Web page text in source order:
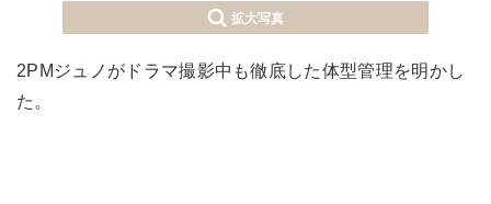
拡大写真
2PMジュノがドラマ撮影中も徹底した体型管理を明かし
た。